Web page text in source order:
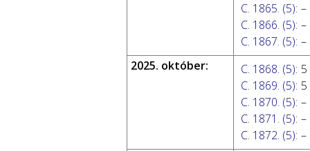
C. 1865. (5): –
C. 1866. (5): –
C. 1867. (5): –
2025. október:
C. 1868. (5):
C. 1869. (5):
C. 1870. (5): –
C. 1871. (5): –
C. 1872. (5): –